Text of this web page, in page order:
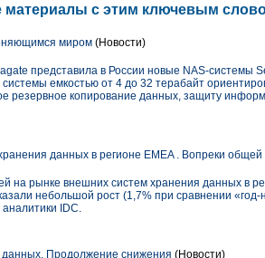
материалы с этим ключевым
миром (Новости)
представила в России новые NAS-системы
емкостью от 4 до 32 терабайт
резервное копирование данных, защиту
данных в регионе EMEA . Вопреки общей
на рынке внешних систем хранения данных в
небольшой рост (1,7% при сравнении
IDC.
Продолжение снижения (Новости)